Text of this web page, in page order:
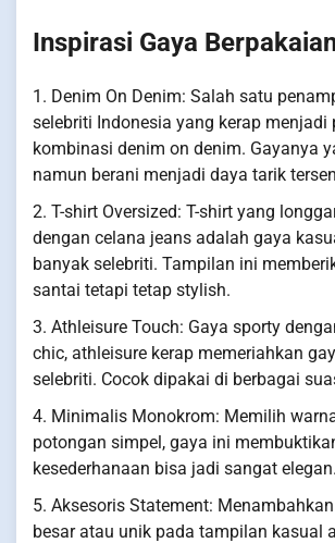
Inspirasi Gaya
1. Denim On Denim: Salah satu
selebriti Indonesia yang kerap menjadi
kombinasi denim on denim. Gayanya
namun berani menjadi daya tarik
2. T-shirt Oversized: T-shirt yang
dengan celana jeans adalah gaya
banyak selebriti. Tampilan ini
santai tetapi tetap stylish.
3. Athleisure Touch: Gaya sporty
chic, athleisure kerap memeriahkan
selebriti. Cocok dipakai di berbagai
4. Minimalis Monokrom: Memilih
potongan simpel, gaya ini
kesederhanaan bisa jadi sangat elegan.
5. Aksesoris Statement:
besar atau unik pada tampilan kasual